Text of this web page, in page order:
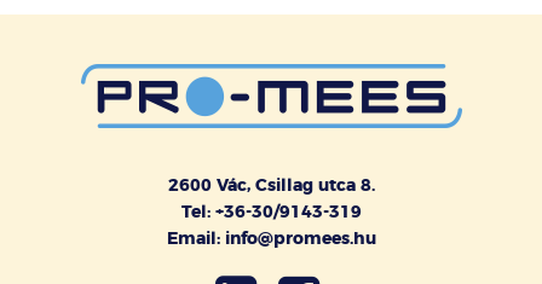
2600 Vác, Csillag utca 8.
Tel: +36-30/9143-319
Email: info@promees.hu